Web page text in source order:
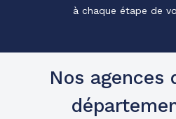
à chaque étape de
Nos agences